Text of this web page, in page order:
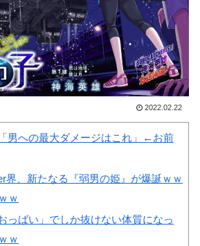
ナンバ
の日
界が衝
RSS
韓国人「韓国サッカー協会の
性接待報道、海外でも大騒ぎ
に・・・2002年W杯4強の記録
取り消しの声も」→「マジで国
の恥だ」「2002年まで疑う価値
がある」「国民や国が築いた国
格をサッカー選手が足で蹴り飛
ばすね」
中の暑さに耐えられなかった結
韓国人「最近の日本アニメ業
2022.02.22
男への最大ダメージはこれ」←お前
界、新たなる『弱男の姫』が爆誕ｗｗ
ｗ
っばい」でしか抜けない体質になっ
ｗ